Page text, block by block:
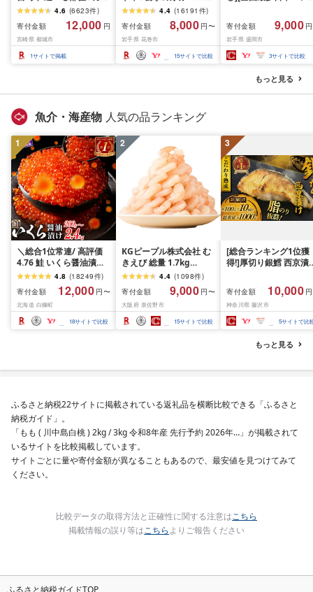
ト (赤身&霜降り)or(赤身
のみ) 500g 1kg 2kg[発
送時期が選べる] 牛肉 焼
肉 すき焼き しゃぶしゃ
ぶ ステーキ ギフト お中
4.6 (6623件)
寄付金額
12,000 円
宮崎県 都城市
1サイトで掲載
厚切り牛タン 塩味/ ≪ス
ピード発送!!10営業日以
内発送≫ 選べる内容量
500g / 1kg 定期便 毎月
届く 牛肉 肉 BBQ ふるさ
と 人気 ランキング 岩手
4.4 (16191 件)
寄付金額
8,000 円〜
岩手県 花巻市
15サイトで比較
1.5kg(150g×10個) い
て牛 × 岩中豚 ハンバー
グ 合挽き 合い挽き 黒
和牛 人気 冷凍 個包装
分け 冷凍 牛肉 豚肉 和
ビーフ ポーク はんば
ぐ 挽肉 お肉 ミンチ 肉
お弁当 hannba-gu ラ
寄付金額 9,000
岩手県 盛岡市
3サイトで比較
もっと見る
魚介・海産物 人気の品ランキング
1
＼総合1位常連/ 高評価
4.76 鮭 いくら醤油漬け
ふるさと納税 いくら
200g / 400g / 800g /
1.6kg / 2.4kg 200g パッ
ク[選べる容量] 醤油漬け
海鮮 イクラ 小分け ふる
さと ランキング 人気 ギ
4.8 (18249件)
寄付金額
12,000 円〜
北海道 白糠町
18サイトで比較
2
KGピープル株式会社 む
きえび 総量 1.7kg
(850g×2P) 特大 5Lサイ
ズ バナメイエビ バラ凍
結 下処理不要 サイズ不
揃い 訳あり
4.4 (1098件)
寄付金額
9,000 円〜
大阪府 泉佐野市
15サイトで比較
3
[総合ランキング1位獲
得!]厚切り銀鱈 西京漬
約 1,000g (約 100g ×
切) 西京味噌 西京みそ
噌漬け みそ 味噌 鮮魚
介 銀だら 銀ダラ ギン
ラ ぎんだら 鱈 タラ 魚
西京焼き 西京漬 西京
き 冷凍 厳選 鮮魚 漬け
礼品 おかず おつまみ
南 藤沢
寄付金額 10,000
神奈川県 藤沢市
5サイトで比
もっと見る
ふるさと納税22サイトに掲載されている返礼品を横断比較できる「ふるさと
納税ガイド」。
「もも ( 川中島白桃 ) 2kg / 3kg 令和8年産 先行予約 2026年…」が掲載されて
いるサイトを比較掲載しています。
サイトごとに量や寄付金額が異なることもあるので、最安値を見つけてみて
ください。
比較データの取得方法と正確性に関する注意はこちら
掲載情報の誤り等はこちらよりご報告ください
ふるさと納税ガイドTOP